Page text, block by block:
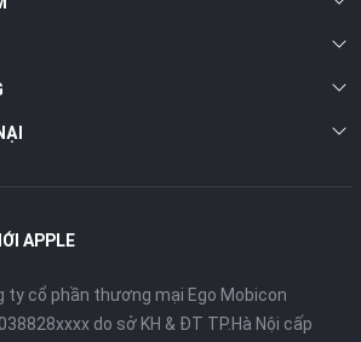
APPLE
ty cổ phần thương mại Ego Mobicon
do sở KH & ĐT TP.Hà Nội cấp